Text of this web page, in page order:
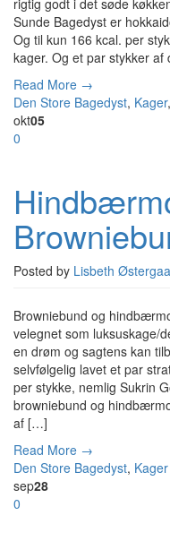
Sunde Bagedyst er
Og til kun 166 kcal. per
kager. Og et par stykker
Read More →
Den Store Bagedyst, Kager,
okt05
0
Posted by Lisbeth
Browniebund og
velegnet som luksuskage/
en drøm og sagtens kan
selvfølgelig lavet et par
per stykke, nemlig Sukrin
browniebund og
af […]
Read More →
Den Store Bagedyst, Kager
sep28
0